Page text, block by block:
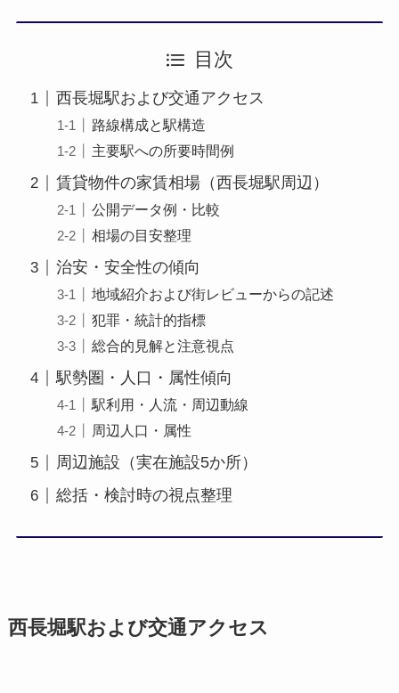
目次
西長堀駅および交通アクセス
路線構成と駅構造
主要駅への所要時間例
賃貸物件の家賃相場（西長堀駅周辺）
公開データ例・比較
相場の目安整理
治安・安全性の傾向
地域紹介および街レビューからの記述
犯罪・統計的指標
総合的見解と注意視点
駅勢圏・人口・属性傾向
駅利用・人流・周辺動線
周辺人口・属性
周辺施設（実在施設5か所）
総括・検討時の視点整理
西長堀駅および交通アクセス